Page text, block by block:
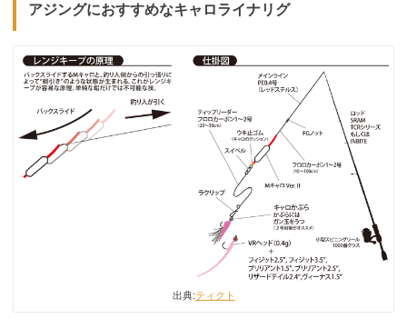
アジングにおすすめなキャロライナリグ
出典:ティクト